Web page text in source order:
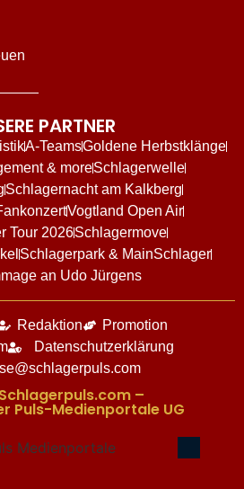
PARTNER
A-TeamsGoldene Herbstklänge
& moreSchlagerwelle
Schlagernacht am Kalkberg
Vogtland Open Air
Tour 2026Schlagermove
Schlagerpark & MainSchlager
an Udo Jürgens
Redaktion
Promotion
Datenschutzerklärung
–
Puls-Medienportale UG​